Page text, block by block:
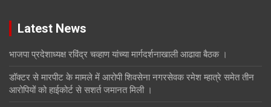
Latest News
भाजपा प्रदेशाध्यक्ष रविंद्र चव्हाण यांच्या मार्गदर्शनाखाली आढावा बैठक ।
डॉक्टर से मारपीट के मामले में आरोपी शिवसेना नगरसेवक रमेश म्हात्रे समेत तीन
आरोपियों को हाईकोर्ट से सशर्त जमानत मिली ।